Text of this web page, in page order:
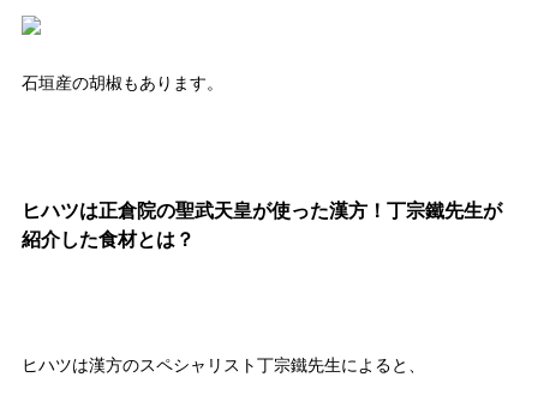
石垣産の胡椒もあります。
ヒハツは正倉院の聖武天皇が使った漢方！丁宗鐵先生が
紹介した食材とは？
ヒハツは漢方のスペシャリスト丁宗鐵先生によると、